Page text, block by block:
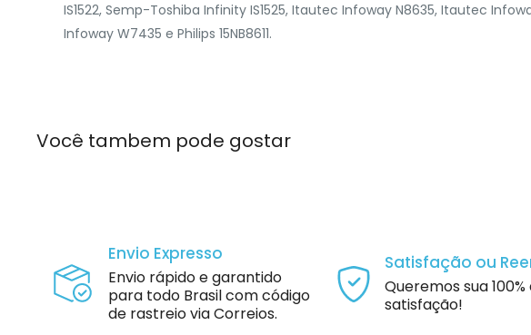
IS1522, Semp-Toshiba Infinity IS1525, Itautec Infoway N8635, Itautec
Infoway W7435 e Philips 15NB8611.
Você tambem pode gostar
Envio Expresso
Envio rápido e garantido
para todo Brasil com código
de rastreio via Correios.
Satisfação ou
Queremos sua 100%
satisfação!